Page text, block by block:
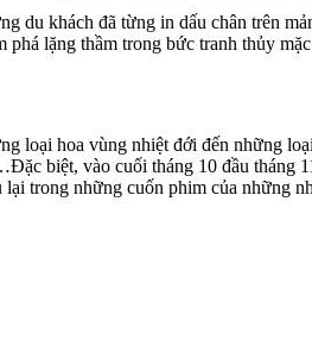
khách đã từng in dấu chân trên
lặng thầm trong bức tranh thủy
loại hoa vùng nhiệt đới đến những
biệt, vào cuối tháng 10 đầu tháng
trong những cuốn phim của những